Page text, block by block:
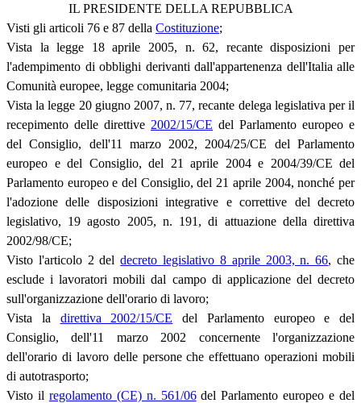
IL PRESIDENTE DELLA REPUBBLICA
Visti gli articoli 76 e 87 della Costituzione;
Vista la legge 18 aprile 2005, n. 62, recante disposizioni per
l'adempimento di obblighi derivanti dall'appartenenza dell'Italia alle
Comunità europee, legge comunitaria 2004;
Vista la legge 20 giugno 2007, n. 77, recante delega legislativa per il
recepimento delle direttive 2002/15/CE del Parlamento europeo e
del Consiglio, dell'11 marzo 2002, 2004/25/CE del Parlamento
europeo e del Consiglio, del 21 aprile 2004 e 2004/39/CE del
Parlamento europeo e del Consiglio, del 21 aprile 2004, nonché per
l'adozione delle disposizioni integrative e correttive del decreto
legislativo, 19 agosto 2005, n. 191, di attuazione della direttiva
2002/98/CE;
Visto l'articolo 2 deldecreto legislativo 8 aprile 2003, n. 66, che
esclude i lavoratori mobili dal campo di applicazione del decreto
sull'organizzazione dell'orario di lavoro;
Vista la direttiva 2002/15/CE del Parlamento europeo e del
Consiglio, dell'11 marzo 2002 concernente l'organizzazione
dell'orario di lavoro delle persone che effettuano operazioni mobili
di autotrasporto;
Visto il regolamento (CE) n. 561/06del Parlamento europeo e del